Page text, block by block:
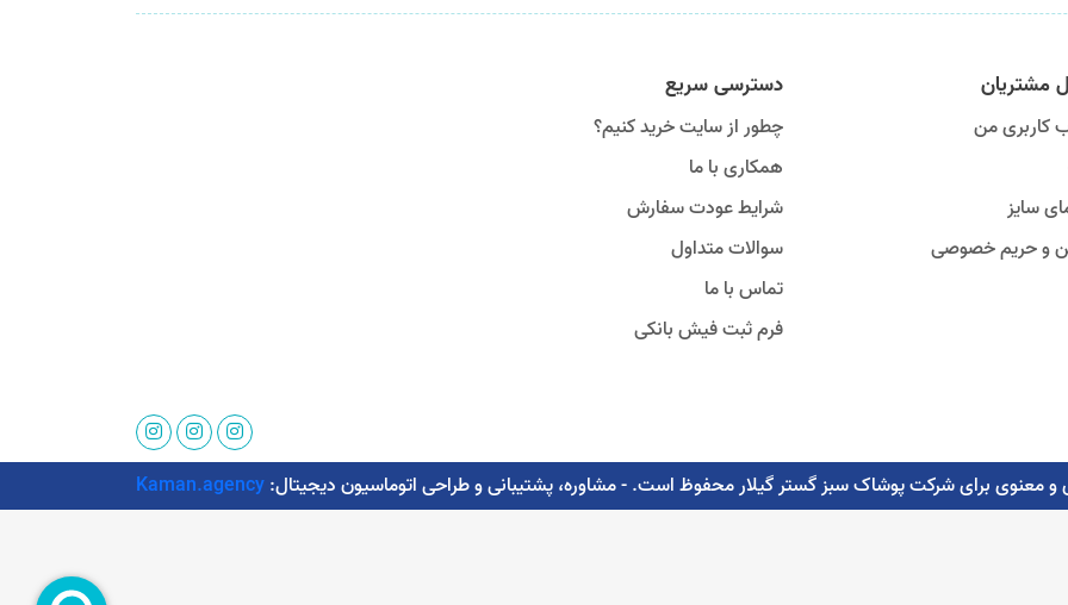
مشتریان
کاربری من
سایز
و حریم خصوصی
دسترسی سریع
چطور از سایت خرید کنیم؟
همکاری با ما
شرایط عودت سفارش
سوالات متداول
تماس با ما
فرم ثبت فیش بانکی
Kaman.agency